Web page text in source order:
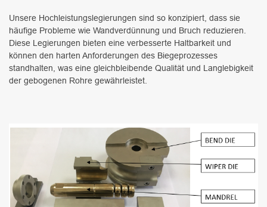
Unsere Hochleistungslegierungen sind so konzipiert, dass sie
häufige Probleme wie Wandverdünnung und Bruch reduzieren.
Diese Legierungen bieten eine verbesserte Haltbarkeit und
können den harten Anforderungen des Biegeprozesses
standhalten, was eine gleichbleibende Qualität und Langlebigkeit
der gebogenen Rohre gewährleistet.